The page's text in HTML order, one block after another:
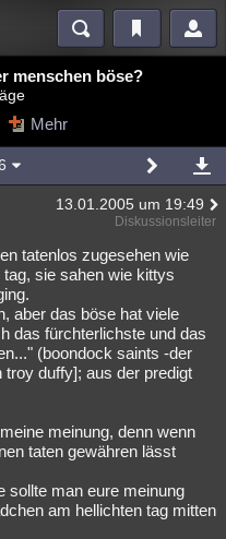
Mystery Kriminalfälle
Ufologie
Esoterik Literatur
Allmystery English
Neue Geschlossen
menschen böse?
Mehr
13.01.2005 um 19:49
Diskussionsleiter
tatenlos zugesehen wie
sie sahen wie kittys
aber das böse hat viele
das fürchterlichste und das
(boondock saints -der
troy duffy]; aus der predigt
meinung, denn wenn
taten gewähren lässt
sollte man eure meinung
am hellichten tag mitten